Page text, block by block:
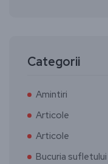
Categorii
Amintiri
Articole
Articole
Bucuria sufletului